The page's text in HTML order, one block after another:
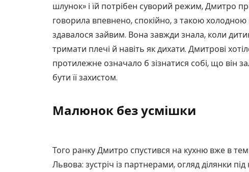
шлунок» і їй потрібен суворий режим, Дмитро
говорила впевнено, спокійно, з такою
здавалося зайвим. Вона завжди знала, коли
тримати плечі й навіть як дихати. Дмитрові
протилежне означало б зізнатися собі, що він
бути її захистом.
Малюнок без усмішки
Того ранку Дмитро спустився на кухню вже в
Львова: зустріч із партнерами, огляд ділянки